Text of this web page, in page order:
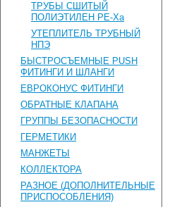
ТРУБЫ СШИТЫЙ
ПОЛИЭТИЛЕН PE-Xa
УТЕПЛИТЕЛЬ ТРУБНЫЙ
НПЭ
БЫСТРОСЪЕМНЫЕ PUSH
ФИТИНГИ И ШЛАНГИ
ЕВРОКОНУС ФИТИНГИ
ОБРАТНЫЕ КЛАПАНА
ГРУППЫ БЕЗОПАСНОСТИ
ГЕРМЕТИКИ
МАНЖЕТЫ
КОЛЛЕКТОРА
РАЗНОЕ (ДОПОЛНИТЕЛЬНЫЕ
ПРИСПОСОБЛЕНИЯ)